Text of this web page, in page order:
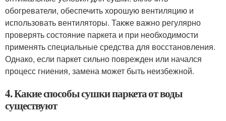
обогреватели, обеспечить хорошую вентиляцию и
использовать вентиляторы. Также важно регулярно
проверять состояние паркета и при необходимости
применять специальные средства для восстановления.
Однако, если паркет сильно поврежден или начался
процесс гниения, замена может быть неизбежной.
4. Какие способы сушки паркета от воды
существуют